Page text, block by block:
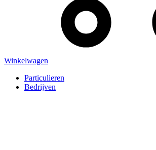
Winkelwagen
Particulieren
Bedrijven